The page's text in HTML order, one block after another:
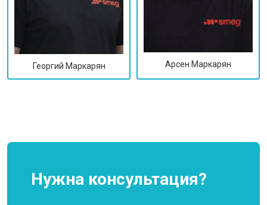
Георгий Маркарян Арсен Маркарян
Нужна консультация?